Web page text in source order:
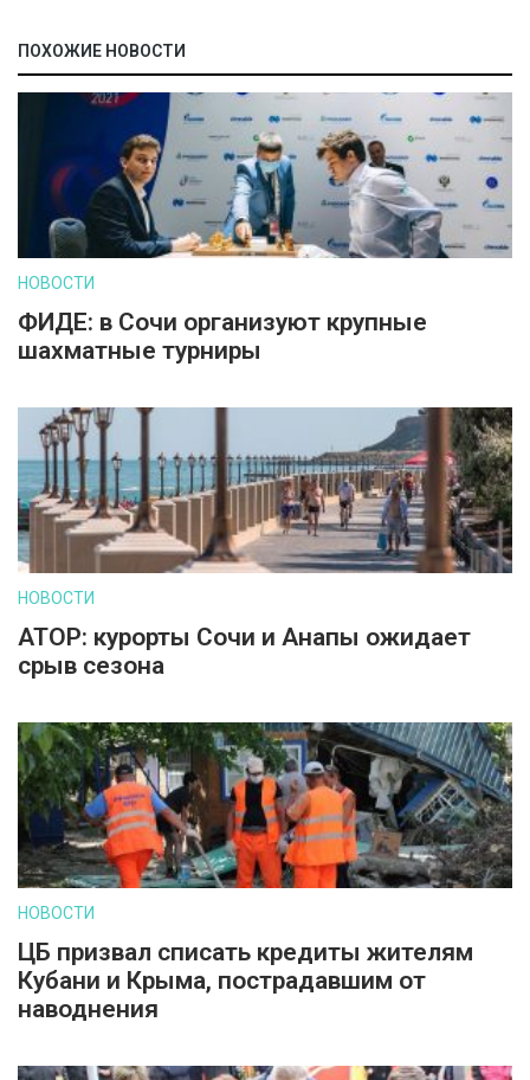
ПОХОЖИЕ НОВОСТИ
НОВОСТИ
ФИДЕ: в Сочи организуют крупные
шахматные турниры
НОВОСТИ
АТОР: курорты Сочи и Анапы ожидает
срыв сезона
НОВОСТИ
ЦБ призвал списать кредиты жителям
Кубани и Крыма, пострадавшим от
наводнения